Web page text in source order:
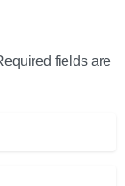
fields are